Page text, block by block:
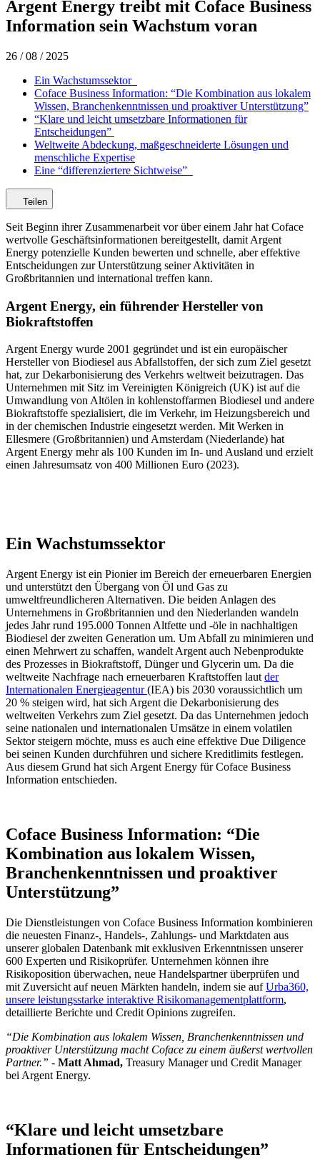
Argent Energy treibt mit Coface Business
Information sein Wachstum voran
26 / 08 / 2025
Ein Wachstumssektor
Coface Business Information: “Die Kombination aus lokalem
Wissen, Branchenkenntnissen und proaktiver Unterstützung”
“Klare und leicht umsetzbare Informationen für
Entscheidungen”
Weltweite Abdeckung, maßgeschneiderte Lösungen und
menschliche Expertise
Eine “differenziertere Sichtweise”
Teilen
Seit Beginn ihrer Zusammenarbeit vor über einem Jahr hat Coface
wertvolle Geschäftsinformationen bereitgestellt, damit Argent
Energy potenzielle Kunden bewerten und schnelle, aber effektive
Entscheidungen zur Unterstützung seiner Aktivitäten in
Großbritannien und international treffen kann.
Argent Energy, ein führender Hersteller von
Biokraftstoffen
Argent Energy wurde 2001 gegründet und ist ein europäischer
Hersteller von Biodiesel aus Abfallstoffen, der sich zum Ziel gesetzt
hat, zur Dekarbonisierung des Verkehrs weltweit beizutragen. Das
Unternehmen mit Sitz im Vereinigten Königreich (UK) ist auf die
Umwandlung von Altölen in kohlenstoffarmen Biodiesel und andere
Biokraftstoffe spezialisiert, die im Verkehr, im Heizungsbereich und
in der chemischen Industrie eingesetzt werden. Mit Werken in
Ellesmere (Großbritannien) und Amsterdam (Niederlande) hat
Argent Energy mehr als 100 Kunden im In- und Ausland und erzielt
einen Jahresumsatz von 400 Millionen Euro (2023).
Ein Wachstumssektor
Argent Energy ist ein Pionier im Bereich der erneuerbaren Energien
und unterstützt den Übergang von Öl und Gas zu
umweltfreundlicheren Alternativen. Die beiden Anlagen des
Unternehmens in Großbritannien und den Niederlanden wandeln
jedes Jahr rund 195.000 Tonnen Altfette und -öle in nachhaltigen
Biodiesel der zweiten Generation um. Um Abfall zu minimieren und
einen Mehrwert zu schaffen, wandelt Argent auch Nebenprodukte
des Prozesses in Biokraftstoff, Dünger und Glycerin um. Da die
weltweite Nachfrage nach erneuerbaren Kraftstoffen laut der
Internationalen Energieagentur(IEA) bis 2030 voraussichtlich um
20 % steigen wird, hat sich Argent die Dekarbonisierung des
weltweiten Verkehrs zum Ziel gesetzt. Da das Unternehmen jedoch
seine nationalen und internationalen Umsätze in einem volatilen
Sektor steigern möchte, muss es auch eine effektive Due Diligence
bei seinen Kunden durchführen und sichere Kreditlimits festlegen.
Aus diesem Grund hat sich Argent Energy für Coface Business
Information entschieden.
Coface Business Information: “Die
Kombination aus lokalem Wissen,
Branchenkenntnissen und proaktiver
Unterstützung”
Die Dienstleistungen von Coface Business Information kombinieren
die neuesten Finanz-, Handels-, Zahlungs- und Marktdaten aus
unserer globalen Datenbank mit exklusiven Erkenntnissen unserer
600 Experten und Risikoprüfer. Unternehmen können ihre
Risikoposition überwachen, neue Handelspartner überprüfen und
mit Zuversicht auf neuen Märkten handeln, indem sie aufUrba360,
unsere leistungsstarke interaktive Risikomanagementplattform,
detaillierte Berichte und Credit Opinions zugreifen.
“Die Kombination aus lokalem Wissen, Branchenkenntnissen und
proaktiver Unterstützung macht Coface zu einem äußerst wertvollen
Partner.” - Matt Ahmad, Treasury Manager und Credit Manager
bei Argent Energy.
“Klare und leicht umsetzbare
Informationen für Entscheidungen”